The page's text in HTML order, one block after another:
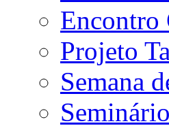
Encontro
Projeto
Semana